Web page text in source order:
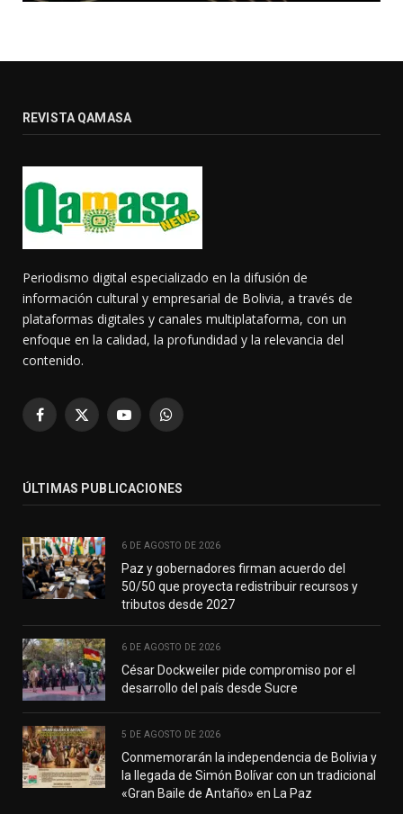
REVISTA QAMASA
Periodismo digital especializado en la difusión de
información cultural y empresarial de Bolivia, a través de
plataformas digitales y canales multiplataforma, con un
enfoque en la calidad, la profundidad y la relevancia del
contenido.
Facebook
X
YouTubeWhatsApp
ÚLTIMAS PUBLICACIONES
6 DE AGOSTO DE 2026
Paz y gobernadores firman acuerdo del
50/50 que proyecta redistribuir recursos y
tributos desde 2027
6 DE AGOSTO DE 2026
César Dockweiler pide compromiso por el
desarrollo del país desde Sucre
5 DE AGOSTO DE 2026
Conmemorarán la independencia de Bolivia y
la llegada de Simón Bolívar con un tradicional
«Gran Baile de Antaño» en La Paz